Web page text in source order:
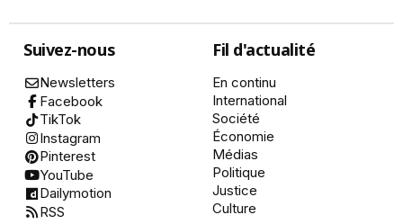
Suivez-nous
Newsletters
Facebook
TikTok
Instagram
Pinterest
YouTube
Dailymotion
RSS
Fil d'actualité
En continu
International
Société
Économie
Médias
Politique
Justice
Culture